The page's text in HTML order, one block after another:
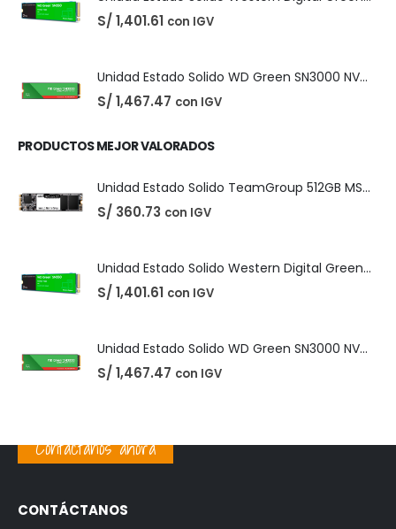
ÚLTIMOS PRODUCTOS
Unidad Estado Solido TeamGroup 512GB MS30
S/360.73 con IGV
S/1,401.61 con IGV
S/1,467.47 con IGV
PRODUCTOS MEJOR VALORADOS
Unidad Estado Solido TeamGroup 512GB MS30
S/360.73 con IGV
S/ 1,401.61
Contáctanos ahora
CONTÁCTANOS